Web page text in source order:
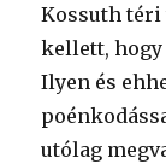
Kossuth
kellett, hogy
Ilyen és
utólag